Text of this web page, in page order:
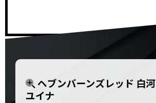
ヘブンバーンズレッド 白河
ユイナ